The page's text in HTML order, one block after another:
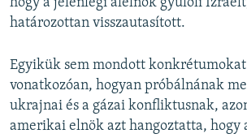
hogy a jelenlegi alelnök gyűlöli
határozottan visszautasított.
Egyikük sem mondott
vonatkozóan, hogyan próbálnának
ukrajnai és a gázai konfliktusnak,
amerikai elnök azt hangoztatta, hogy